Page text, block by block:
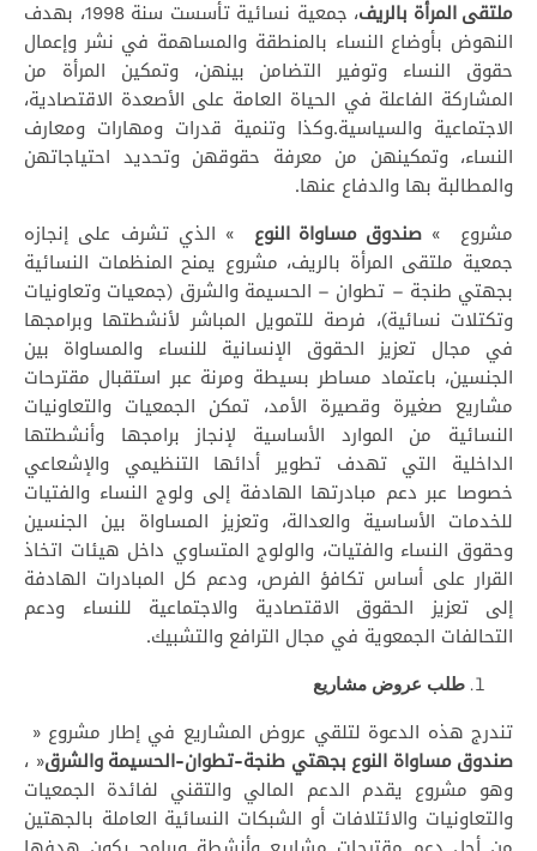
ملتقى المرأة بالريف
، جمعية نسائية تأسست سنة 1998، بهدف
النهوض بأوضاع النساء بالمنطقة والمساهمة في نشر وإعمال
حقوق النساء وتوفير التضامن بينهن، وتمكين المرأة من
المشاركة الفاعلة في الحياة العامة على الأصعدة الاقتصادية،
الاجتماعية والسياسية.وكذا وتنمية قدرات ومهارات ومعارف
النساء، وتمكينهن من معرفة حقوقهن وتحديد احتياجاتهن
والمطالبة بها والدفاع عنها.
مشروع » صندوق مساواة النوع » الذي تشرف على إنجازه
جمعية ملتقى المرأة بالريف، مشروع يمنح المنظمات النسائية
بجهتي طنجة – تطوان – الحسيمة والشرق (جمعيات وتعاونيات
وتكتلات نسائية)، فرصة للتمويل المباشر لأنشطتها وبرامجها
في مجال تعزيز الحقوق الإنسانية للنساء والمساواة بين
الجنسين، باعتماد مساطر بسيطة ومرنة عبر استقبال مقترحات
مشاريع صغيرة وقصيرة الأمد، تمكن الجمعيات والتعاونيات
النسائية من الموارد الأساسية لإنجاز برامجها وأنشطتها
الداخلية التي تهدف تطوير أدائها التنظيمي والإشعاعي
خصوصا عبر دعم مبادرتها الهادفة إلى ولوج النساء والفتيات
للخدمات الأساسية والعدالة، وتعزيز المساواة بين الجنسين
وحقوق النساء والفتيات، والولوج المتساوي داخل هيئات اتخاذ
القرار على أساس تكافؤ الفرص، ودعم كل المبادرات الهادفة
إلى تعزيز الحقوق الاقتصادية والاجتماعية للنساء ودعم
التحالفات الجمعوية في مجال الترافع والتشبيك.
طلب عروض مشاريع
تندرج هذه الدعوة لتلقي عروض المشاريع في إطار مشروع «
صندوق مساواة النوع بجهتي طنجة-تطوان-الحسيمة والشرق« ،
وهو مشروع يقدم الدعم المالي والتقني لفائدة الجمعيات
والتعاونيات والائتلافات أو الشبكات النسائية العاملة بالجهتين